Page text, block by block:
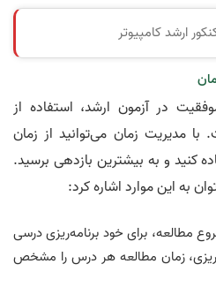
ارشد کامپیوتر
در آزمون ارشد، استفاده از
مدیریت زمان می‌توانید از زمان
کنید و به بیشترین بازدهی برسید.
به این موارد اشاره کرد:
مطالعه، برای خود برنامه‌ریزی درسی
زمان مطالعه هر درس را مشخص